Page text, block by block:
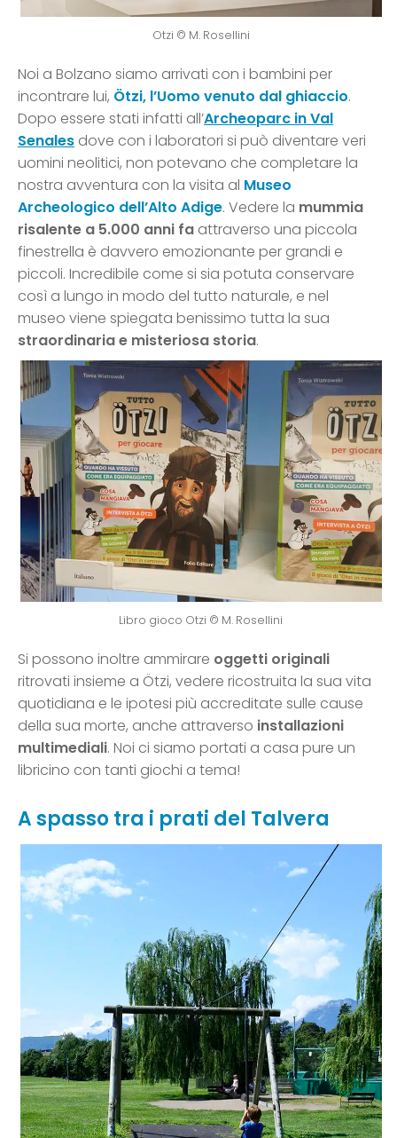
Otzi © M. Rosellini
Noi a Bolzano siamo arrivati con i bambini per
incontrare lui, Ötzi, l’Uomo venuto dal ghiaccio.
Dopo essere stati infatti all’Archeoparc in Val
Senales dove con i laboratori si può diventare veri
uomini neolitici, non potevano che completare la
nostra avventura con la visita al Museo
Archeologico dell’Alto Adige. Vedere la mummia
risalente a 5.000 anni fa attraverso una piccola
finestrella è davvero emozionante per grandi e
piccoli. Incredibile come si sia potuta conservare
così a lungo in modo del tutto naturale, e nel
museo viene spiegata benissimo tutta la sua
straordinaria e misteriosa storia.
Libro gioco Otzi © M. Rosellini
Si possono inoltre ammirare oggetti originali
ritrovati insieme a Ötzi, vedere ricostruita la sua vita
quotidiana e le ipotesi più accreditate sulle cause
della sua morte, anche attraverso installazioni
multimediali. Noi ci siamo portati a casa pure un
libricino con tanti giochi a tema!
A spasso tra i prati del Talvera